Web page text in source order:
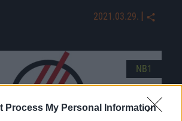
Process My Personal Information
2021.03.29. |
NB1